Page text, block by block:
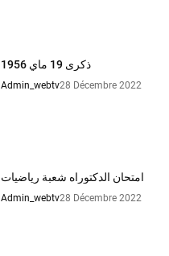
ذكرى 19 ماي 1956
Admin_webtv28 Décembre 2022
امتحان الدكتوراه شعبة رياضيات
Admin_webtv28 Décembre 2022